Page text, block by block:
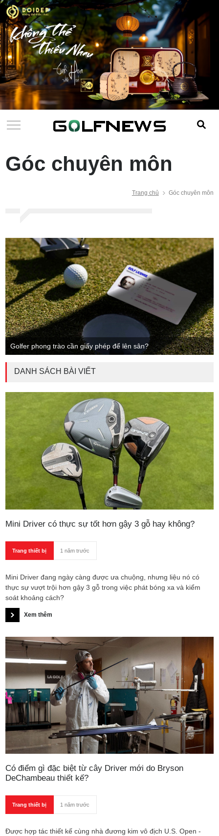
Góc chuyên môn
Trang chủ Góc chuyên môn
Golfer phong trào cần giấy phép để lên sân?
DANH SÁCH BÀI VIẾT
Mini Driver có thực sự tốt hơn gậy 3 gỗ hay không?
Trang thiết bị 1 năm trước
Mini Driver đang ngày càng được ưa chuộng, nhưng liệu nó có
thực sự vượt trội hơn gậy 3 gỗ trong việc phát bóng xa và kiểm
soát khoảng cách?
Xem thêm
Có điểm gì đặc biệt từ cây Driver mới do Bryson
DeChambeau thiết kế?
Trang thiết bị 1 năm trước
Được hợp tác thiết kế cùng nhà đương kim vô địch U.S. Open -